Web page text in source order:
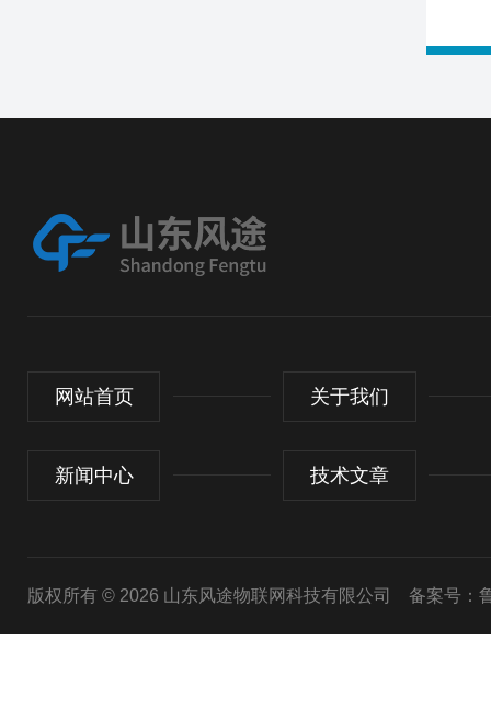
网站首页 关于我们
新闻中心 技术文章
版权所有 © 2026 山东风途物联网科技有限公司 备案号：